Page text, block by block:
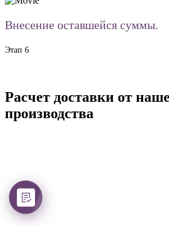
Внесение оставшейся суммы.
Этап 6
Расчет доставки от
производства